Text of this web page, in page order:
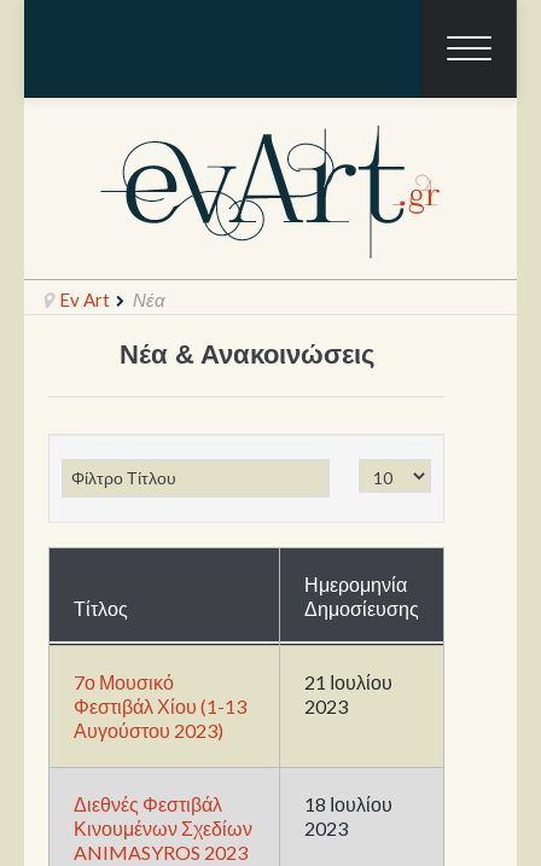
Ραπόρτο
Θέατρο
Παρουσιάσεις
Δίσκοι
Σειρές
Ταινίες
Video News
Καλλιτέχνες
Ev Art Νέα
Νέα & Ανακοινώσεις
Τίτλος
Ημερομηνία
Δημοσίευσης
7ο Μουσικό
Φεστιβάλ Χίου (1-13
Αυγούστου 2023)
21 Ιουλίου
2023
Διεθνές Φεστιβάλ
Κινουμένων Σχεδίων
ANIMASYROS 2023
18 Ιουλίου
2023